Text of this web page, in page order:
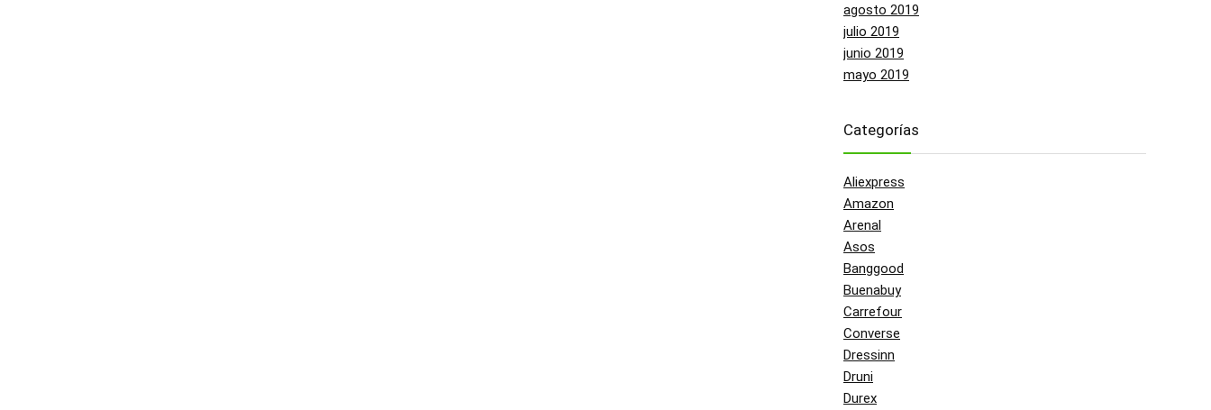
agosto 2019
julio 2019
junio 2019
mayo 2019
Categorías
Aliexpress
Amazon
Arenal
Asos
Banggood
Buenabuy
Carrefour
Converse
Dressinn
Druni
Durex